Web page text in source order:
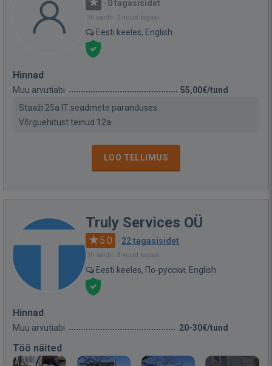
· 0 tagasisidet
Oli saidil: 2 kuud tagasi
Eesti keeles, English
Hinnad
Muu arvutiabi
55,00€/tund
Staaži 25a IT seadmete paranduses.
Võrguehitust teinud 12a
LOO TELLIMUS
Truly Services OÜ
5.0 · 22 tagasisidet
Oli saidil: 3 kuud tagasi
Eesti keeles, По-русски, English
Hinnad
Muu arvutiabi 20-30€/tund
Töö näited